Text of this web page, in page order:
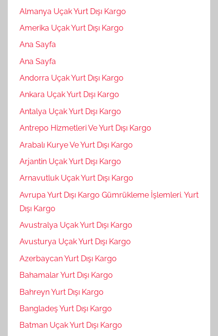
Almanya Uçak Yurt Dışı Kargo
Amerika Uçak Yurt Dışı Kargo
Ana Sayfa
Ana Sayfa
Andorra Uçak Yurt Dışı Kargo
Ankara Uçak Yurt Dışı Kargo
Antalya Uçak Yurt Dışı Kargo
Antrepo Hizmetleri Ve Yurt Dışı Kargo
Arabalı Kurye Ve Yurt Dışı Kargo
Arjantin Uçak Yurt Dışı Kargo
Arnavutluk Uçak Yurt Dışı Kargo
Avrupa Yurt Dışı Kargo Gümrükleme İşlemleri. Yurt
Dışı Kargo
Avustralya Uçak Yurt Dışı Kargo
Avusturya Uçak Yurt Dışı Kargo
Azerbaycan Yurt Dışı Kargo
Bahamalar Yurt Dışı Kargo
Bahreyn Yurt Dışı Kargo
Bangladeş Yurt Dışı Kargo
Batman Uçak Yurt Dışı Kargo